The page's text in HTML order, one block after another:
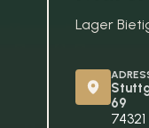
Lager
69